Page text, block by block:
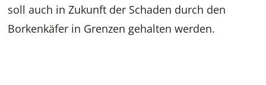
soll auch in Zukunft der Schaden durch den
Borkenkäfer in Grenzen gehalten werden.